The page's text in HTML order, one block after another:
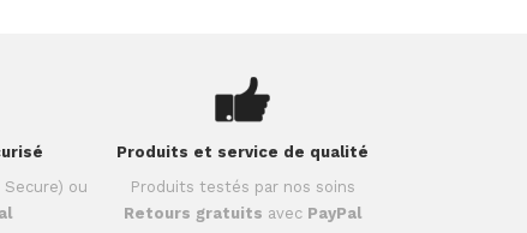
Secure) ou
Produits et service de qualité
Produits testés par nos soins
Retours gratuits avec PayPal